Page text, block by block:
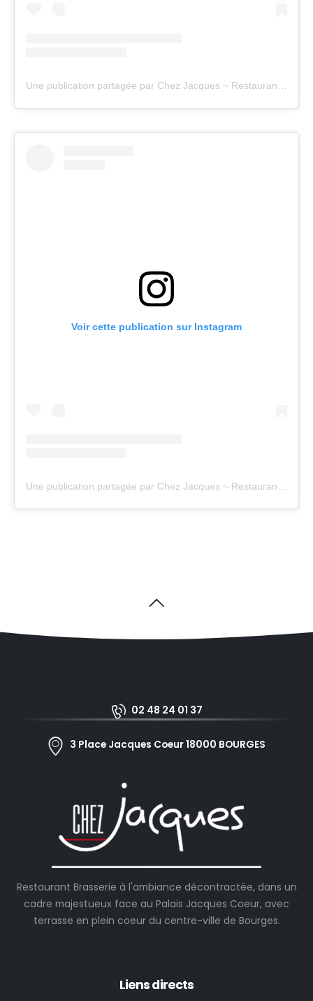
Une publication partagée par Chez Jacques ~ Restaurant (@chezjacques18)
Voir cette publication sur Instagram
Une publication partagée par Chez Jacques ~ Restaurant (@chezjacques18)
02 48 24 01 37
3 Place Jacques Coeur 18000 BOURGES
Restaurant Brasserie à l'ambiance décontractée, dans un
cadre majestueux face au Palais Jacques Coeur, avec
terrasse en plein coeur du centre-ville de Bourges.
Liens directs